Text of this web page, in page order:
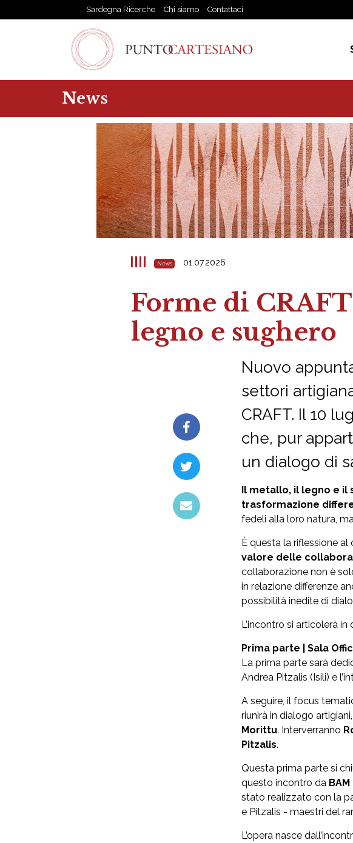
Sardegna Ricerche Chi siamo Contattaci
News
News 01.07.2026
Forme di
legno e sughero
Nuovo
settori
CRAFT. Il 10
che, pur
un dialogo di
Il metallo, il legno e il
trasformazione
fedeli alla loro natura,
È questa la riflessione
valore delle
collaborazione non è
in relazione differenze
possibilità inedite di
L’incontro si articolerà
Prima parte | Sala
La prima parte sarà
Andrea Pitzalis (Isili) e
A seguire, il focus
riunirà in dialogo
Morittu. Interverranno
Pitzalis.
Questa prima parte si
questo incontro da
stato realizzato con la
e Pitzalis - maestri del
L’opera nasce